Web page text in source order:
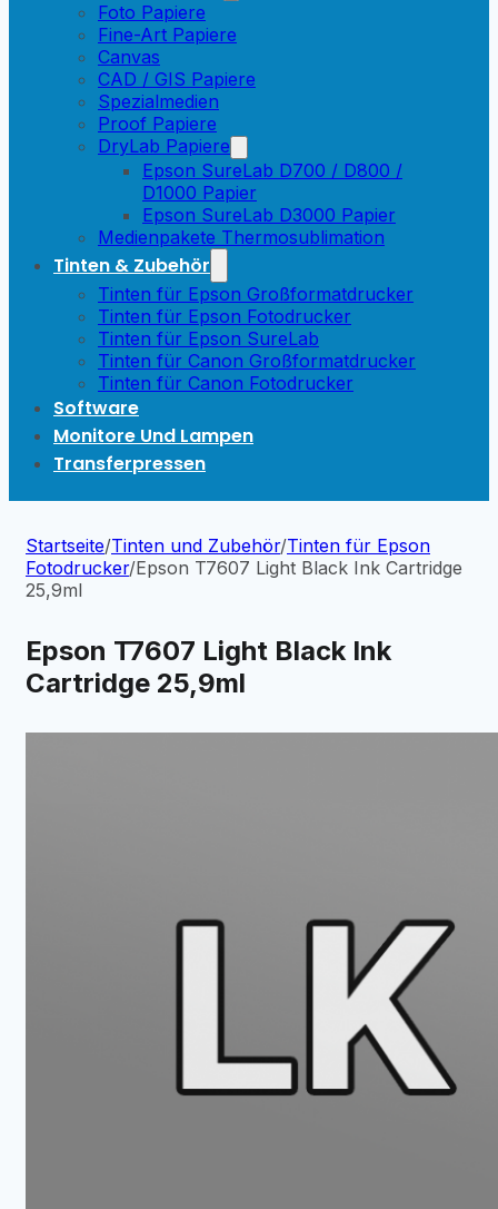
Foto Papiere
Fine-Art Papiere
Canvas
CAD / GIS Papiere
Spezialmedien
Proof Papiere
DryLab Papiere
Epson SureLab D700 / D800 /
D1000 Papier
Epson SureLab D3000 Papier
Medienpakete Thermosublimation
Tinten & Zubehör
Tinten für Epson Großformatdrucker
Tinten für Epson Fotodrucker
Tinten für Epson SureLab
Tinten für Canon Großformatdrucker
Tinten für Canon Fotodrucker
Software
Monitore Und Lampen
Transferpressen
Startseite/Tinten und Zubehör/Tinten für Epson
Fotodrucker/Epson T7607 Light Black Ink Cartridge
25,9ml
Epson T7607 Light Black Ink
Cartridge 25,9ml